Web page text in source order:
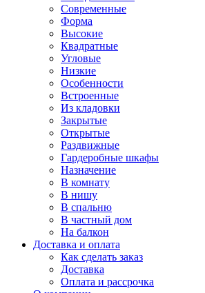
Современные
Форма
Высокие
Квадратные
Угловые
Низкие
Особенности
Встроенные
Из кладовки
Закрытые
Открытые
Раздвижные
Гардеробные шкафы
Назначение
В комнату
В нишу
В спальню
В частный дом
На балкон
Доставка и оплата
Как сделать заказ
Доставка
Оплата и рассрочка